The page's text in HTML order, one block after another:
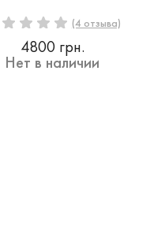
(4 отзыва)
4800 грн.
Нет в наличии